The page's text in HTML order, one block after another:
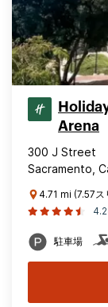
Arena
300 J Street
Sacramento,
4.71 mi (7.57
駐車場